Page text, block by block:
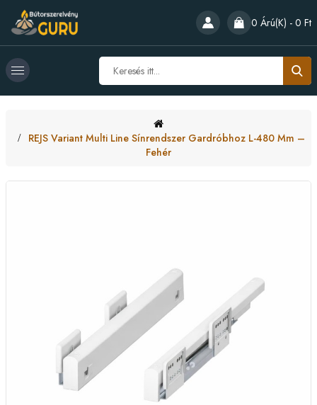
0 Árú(k) - 0 Ft
REJS Variant Multi Line Sínrendszer Gardróbhoz L-480 Mm –
Fehér